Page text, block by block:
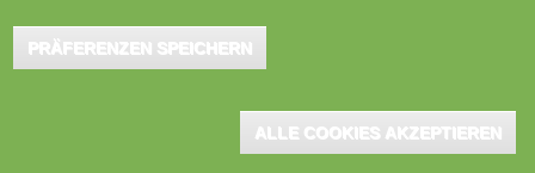
Freiburg werden mit einem Tandem-Fellowship gefördert. Mit
Stifterverband gemischte Teams dabei, ein Projekt in der digitalen
PRÄFERENZEN SPEICHERN
ALLE COOKIES AKZEPTIEREN